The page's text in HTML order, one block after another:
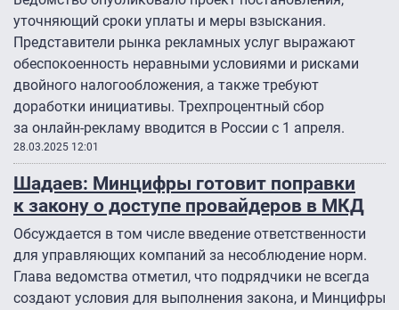
уточняющий сроки уплаты и меры взыскания.
Представители рынка рекламных услуг выражают
обеспокоенность неравными условиями и рисками
двойного налогообложения, а также требуют
доработки инициативы. Трехпроцентный сбор
за онлайн-рекламу вводится в России с 1 апреля.
28.03.2025 12:01
Шадаев: Минцифры готовит поправки
к закону о доступе провайдеров в МКД
Обсуждается в том числе введение ответственности
для управляющих компаний за несоблюдение норм.
Глава ведомства отметил, что подрядчики не всегда
создают условия для выполнения закона, и Минцифры